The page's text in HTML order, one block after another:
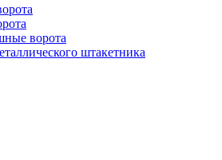
ворота
штакетника